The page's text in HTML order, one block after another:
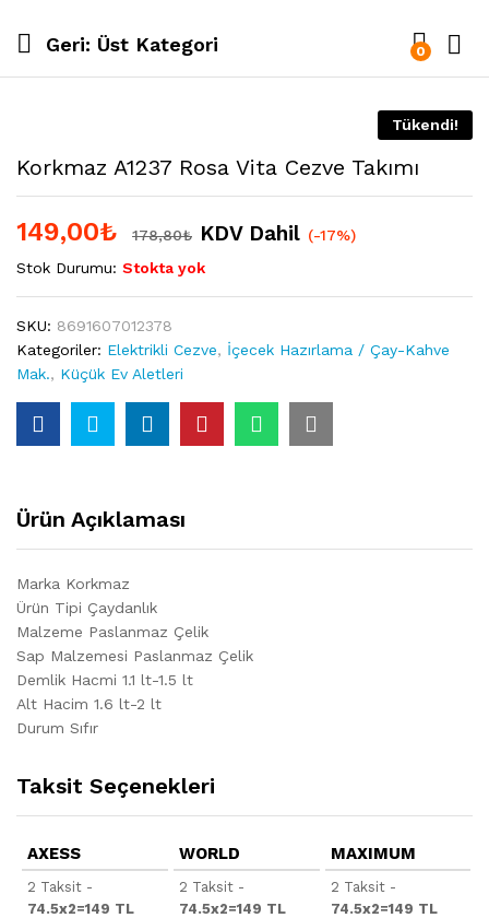
Geri: Üst Kategori 0
Tükendi!
Korkmaz A1237 Rosa Vita Cezve Takımı
149,00₺ 178,80₺ KDV Dahil (-17%)
Stok Durumu: Stokta yok
SKU: 8691607012378
Kategoriler: Elektrikli Cezve, İçecek Hazırlama / Çay-Kahve
Mak., Küçük Ev Aletleri
Ürün Açıklaması
Marka Korkmaz
Ürün Tipi Çaydanlık
Malzeme Paslanmaz Çelik
Sap Malzemesi Paslanmaz Çelik
Demlik Hacmi 1.1 lt-1.5 lt
Alt Hacim 1.6 lt-2 lt
Durum Sıfır
Taksit Seçenekleri
AXESS
2 Taksit -
74.5x2=149 TL
WORLD
2 Taksit -
74.5x2=149 TL
MAXIMUM
2 Taksit -
74.5x2=149 TL